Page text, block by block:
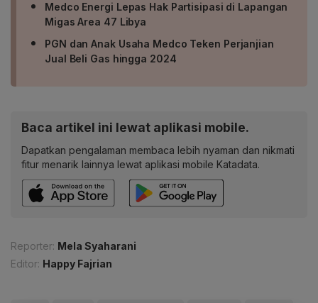
Medco Energi Lepas Hak Partisipasi di Lapangan
Migas Area 47 Libya
PGN dan Anak Usaha Medco Teken Perjanjian
Jual Beli Gas hingga 2024
Baca artikel ini lewat aplikasi mobile.
Dapatkan pengalaman membaca lebih nyaman dan nikmati
fitur menarik lainnya lewat aplikasi mobile Katadata.
Reporter: Mela Syaharani
Editor: Happy Fajrian